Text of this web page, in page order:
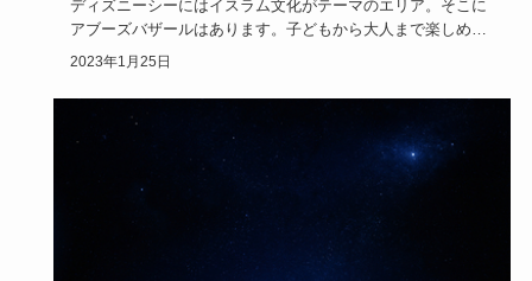
ディズニーシーにはイスラム文化がテーマのエリア。そこに
アブーズバザールはあります。子どもから大人まで楽しめる
ディズニーシー…
2023年1月25日